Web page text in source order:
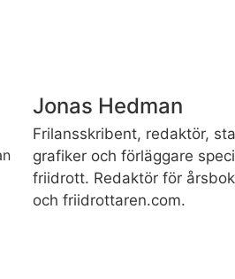
Jonas Hedman
Frilansskribent, redaktör,
grafiker och förläggare
friidrott. Redaktör för
och friidrottaren.com.